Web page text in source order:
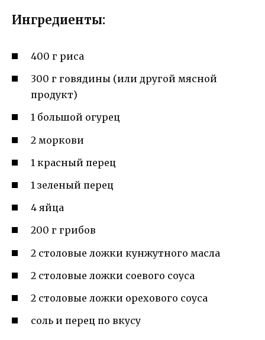
Ингредиенты:
400 г риса
300 г говядины (или другой мясной
продукт)
1 большой огурец
2 моркови
1 красный перец
1 зеленый перец
4 яйца
200 г грибов
2 столовые ложки кунжутного масла
2 столовые ложки соевого соуса
2 столовые ложки орехового соуса
соль и перец по вкусу